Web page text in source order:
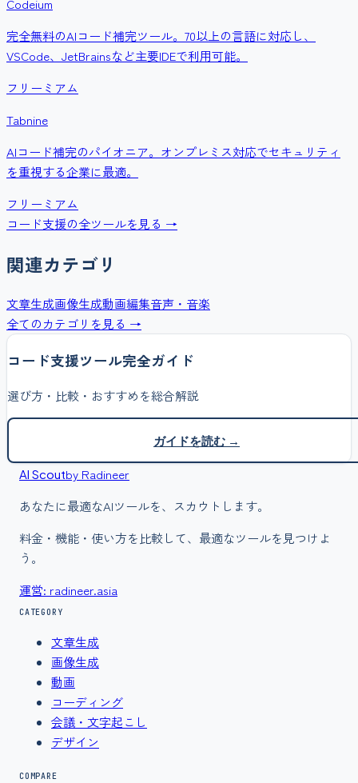
Codeium
完全無料のAIコード補完ツール。70以上の言語に対応し、
VSCode、JetBrainsなど主要IDEで利用可能。
フリーミアム
Tabnine
AIコード補完のパイオニア。オンプレミス対応でセキュリティ
を重視する企業に最適。
フリーミアム
コード支援の全ツールを見る →
関連カテゴリ
文章生成画像生成動画編集音声・音楽
全てのカテゴリを見る →
コード支援ツール完全ガイド
選び方・比較・おすすめを総合解説
ガイドを読む →
AI Scoutby Radineer
あなたに最適なAIツールを、スカウトします。
料金・機能・使い方を比較して、最適なツールを見つけよ
う。
運営: radineer.asia
CATEGORY
文章生成
画像生成
動画
コーディング
会議・文字起こし
デザイン
COMPARE